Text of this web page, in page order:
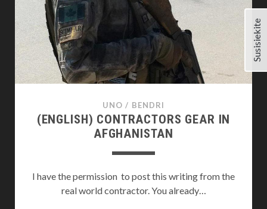
UNO / BENDRI
(ENGLISH) CONTRACTORS GEAR IN
AFGHANISTAN
I have the permission to post this writing from the
real world contractor. You already…
Susisiekite